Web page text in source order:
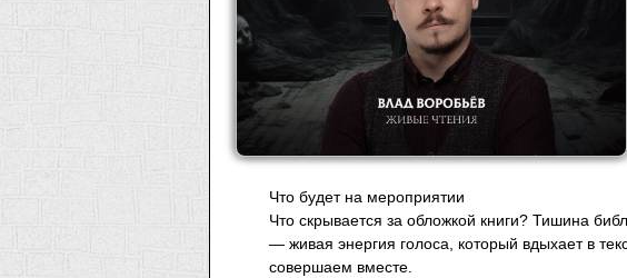
Что будет на мероприятии
Что скрывается за обложкой книги? Тишина
— живая энергия голоса, который вдыхает в
совершаем вместе.